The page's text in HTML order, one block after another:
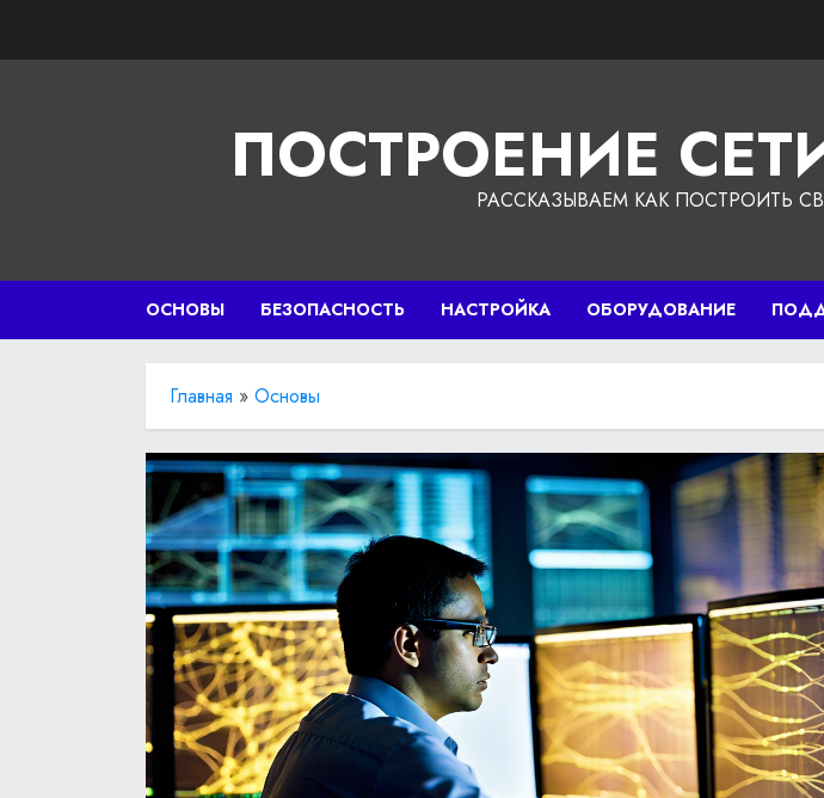
ПОСТРОЕНИЕ
РАССКАЗЫВАЕМ КАК ПОСТРОИТЬ
ОСНОВЫ БЕЗОПАСНОСТЬ НАСТРОЙКА ОБОРУДОВАНИЕ
Главная » Основы